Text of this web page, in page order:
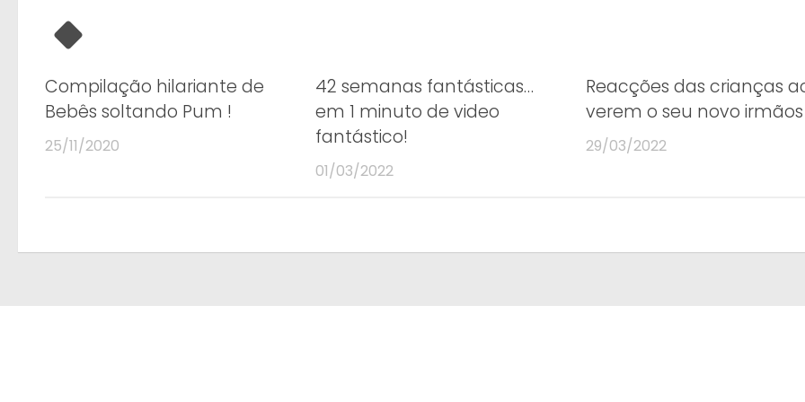
Compilação hilariante de
Bebês soltando Pum !
25/11/2020
42 semanas fantásticas…
em 1 minuto de video
fantástico!
01/03/2022
Reacções das crianças
verem o seu novo irmãos
29/03/2022